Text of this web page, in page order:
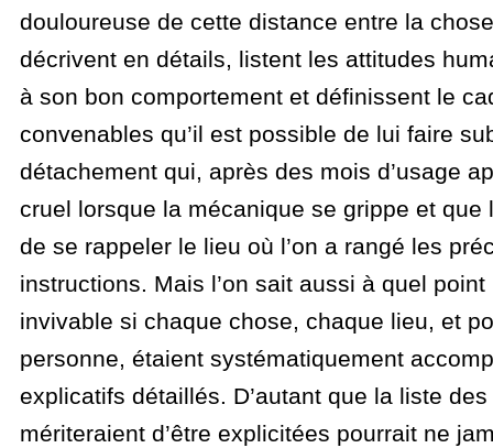
douloureuse de cette distance entre la
décrivent en détails, listent les attitudes
à son bon comportement et définissent le
convenables qu’il est possible de lui faire
détachement qui, après des mois d’usage
cruel lorsque la mécanique se grippe et que
de se rappeler le lieu où l’on a rangé les
instructions. Mais l’on sait aussi à quel
invivable si chaque chose, chaque lieu, et
personne, étaient systématiquement
explicatifs détaillés. D’autant que la liste
mériteraient d’être explicitées pourrait ne